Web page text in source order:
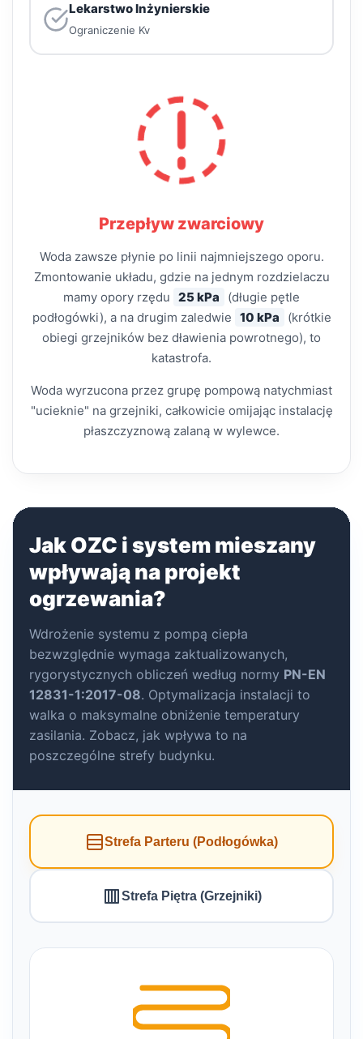
Lekarstwo Inżynierskie
Ograniczenie Kv
Przepływ zwarciowy
Woda zawsze płynie po linii najmniejszego oporu.
Zmontowanie układu, gdzie na jednym rozdzielaczu
mamy opory rzędu 25 kPa
(długie pętle
podłogówki), a na drugim zaledwie 10 kPa
(krótkie
obiegi grzejników bez dławienia powrotnego), to
katastrofa.
Woda wyrzucona przez grupę pompową natychmiast
"ucieknie" na grzejniki, całkowicie omijając instalację
płaszczyznową zalaną w wylewce.
Jak OZC i system mieszany
wpływają na projekt
ogrzewania?
Wdrożenie systemu z pompą ciepła
bezwzględnie wymaga zaktualizowanych,
rygorystycznych obliczeń według normy PN-EN
12831-1:2017-08. Optymalizacja instalacji to
walka o maksymalne obniżenie temperatury
zasilania. Zobacz, jak wpływa to na
poszczególne strefy budynku.
Strefa Parteru (Podłogówka)
Strefa Piętra (Grzejniki)